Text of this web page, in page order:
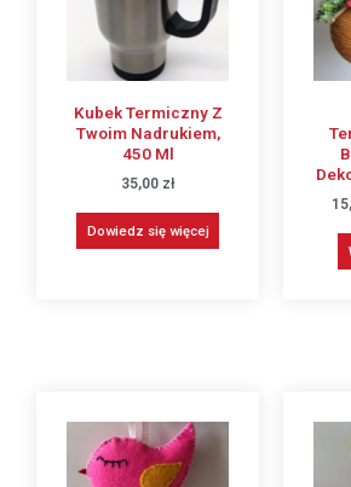
Kubek Termiczny Z
Twoim Nadrukiem,
450 Ml
35,00 zł
Dowiedz się więcej